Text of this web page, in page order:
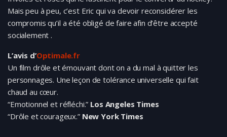
Mais peu à peu, c’est Eric qui va devoir reconsidérer les
compromis qu’il a été obligé de faire afin d’être accepté
socialement .
L’avis d’Optimale.fr
Un film drôle et émouvant dont on a du mal à quitter les
personnages. Une leçon de tolérance universelle qui fait
chaud au cœur.
“Emotionnel et réfléchi.” Los Angeles Times
“Drôle et courageux.” New York Times